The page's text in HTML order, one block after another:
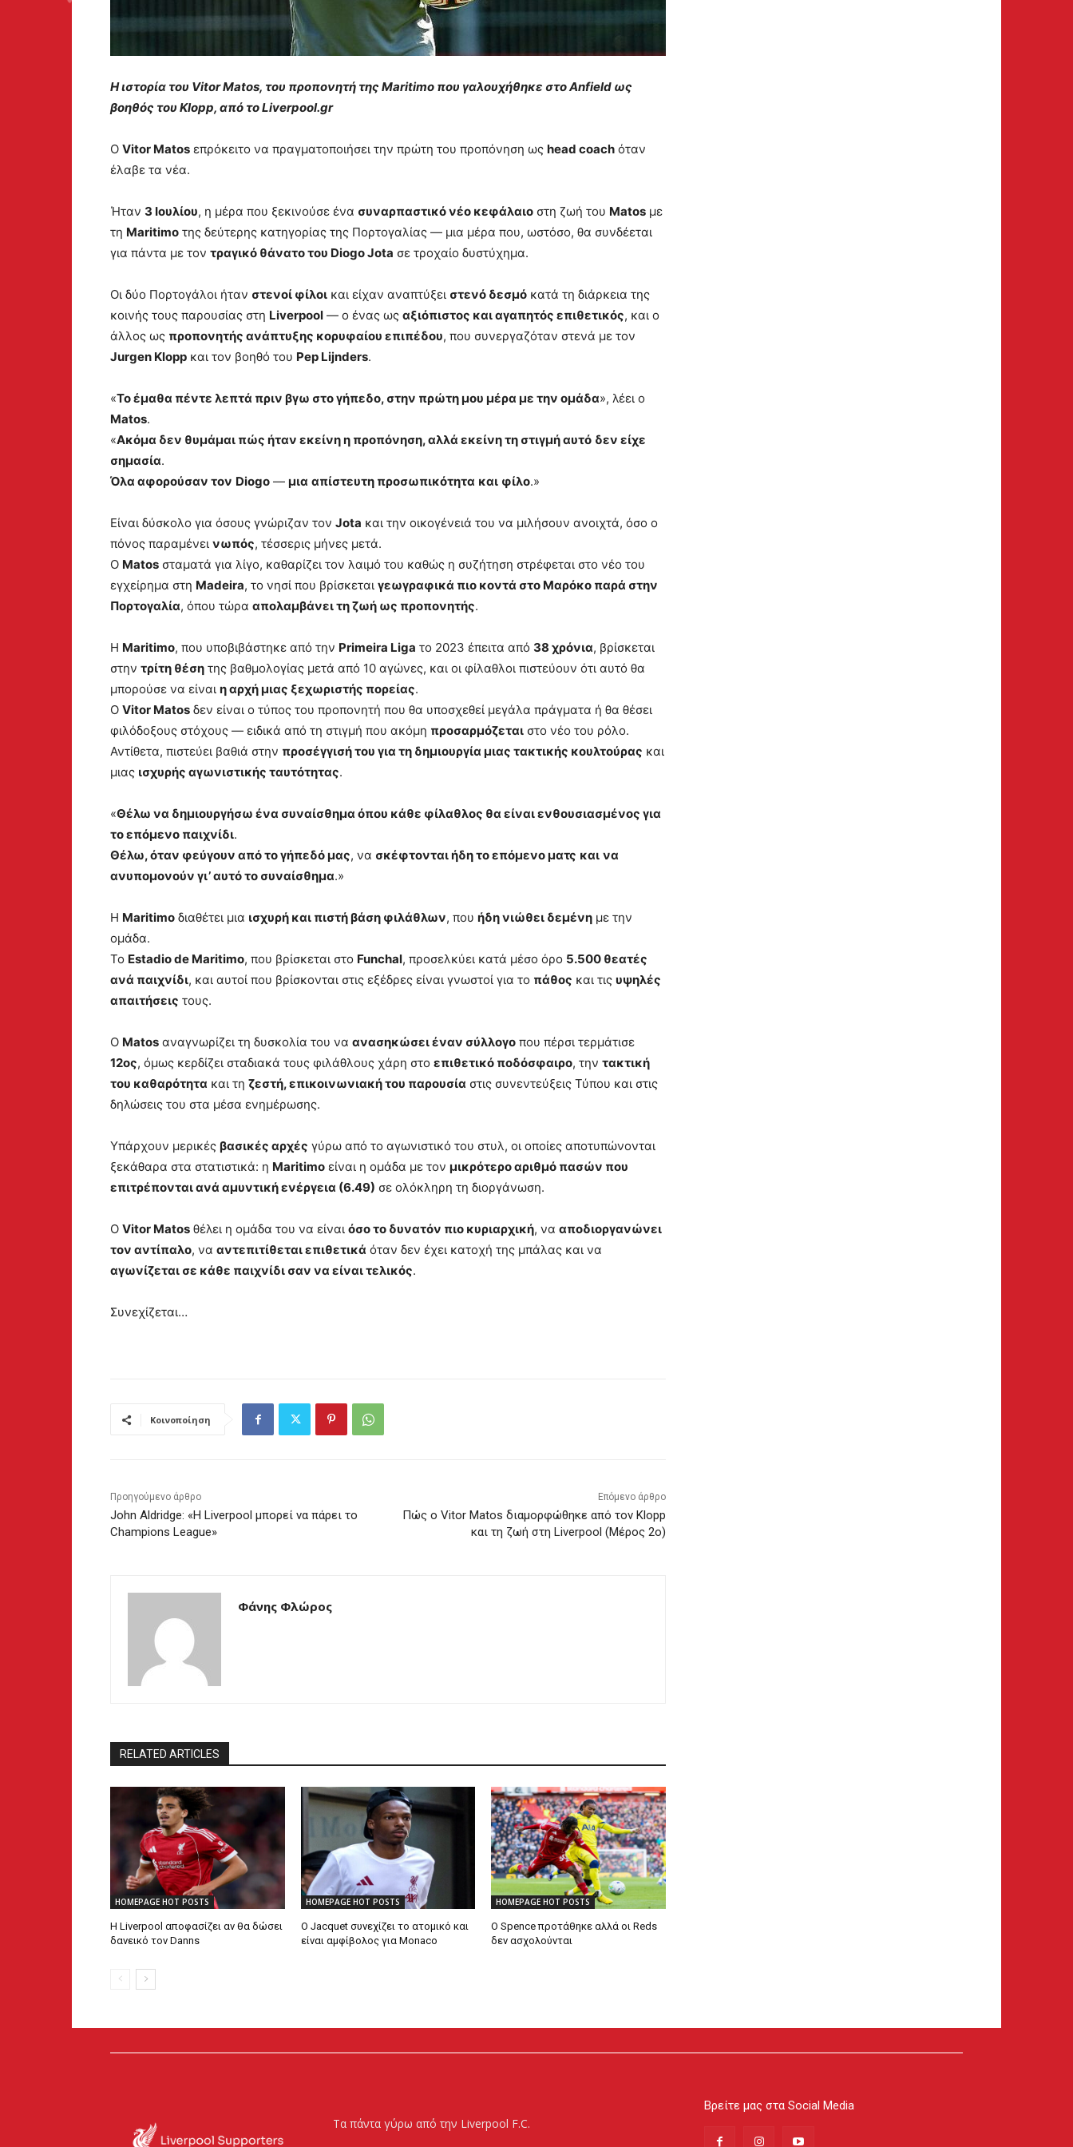
Η ιστορία του Vitor Matos, του προπονητή της Maritimo που γαλουχήθηκε στο Anfield ως
βοηθός του Klopp, από το Liverpool.gr
Ο Vitor Matos επρόκειτο να πραγματοποιήσει την πρώτη του προπόνηση ως head coach όταν
έλαβε τα νέα.
Ήταν 3 Ιουλίου, η μέρα που ξεκινούσε ένα συναρπαστικό νέο κεφάλαιο στη ζωή του Matos με
τη Maritimo της δεύτερης κατηγορίας της Πορτογαλίας — μια μέρα που, ωστόσο, θα συνδέεται
για πάντα με τον τραγικό θάνατο του Diogo Jota σε τροχαίο δυστύχημα.
Οι δύο Πορτογάλοι ήταν στενοί φίλοι και είχαν αναπτύξει στενό δεσμό κατά τη διάρκεια της
κοινής τους παρουσίας στη Liverpool — ο ένας ως αξιόπιστος και αγαπητός επιθετικός, και ο
άλλος ως προπονητής ανάπτυξης κορυφαίου επιπέδου, που συνεργαζόταν στενά με τον
Jurgen Klopp και τον βοηθό του Pep Lijnders.
«Το έμαθα πέντε λεπτά πριν βγω στο γήπεδο, στην πρώτη μου μέρα με την ομάδα», λέει ο
Matos.
«Ακόμα δεν θυμάμαι πώς ήταν εκείνη η προπόνηση, αλλά εκείνη τη στιγμή αυτό δεν είχε
σημασία.
Όλα αφορούσαν τον Diogo — μια απίστευτη προσωπικότητα και φίλο.»
Είναι δύσκολο για όσους γνώριζαν τον Jota και την οικογένειά του να μιλήσουν ανοιχτά, όσο ο
πόνος παραμένει νωπός, τέσσερις μήνες μετά.
Ο Matos σταματά για λίγο, καθαρίζει τον λαιμό του καθώς η συζήτηση στρέφεται στο νέο του
εγχείρημα στη Madeira, το νησί που βρίσκεται γεωγραφικά πιο κοντά στο Μαρόκο παρά στην
Πορτογαλία, όπου τώρα απολαμβάνει τη ζωή ως προπονητής.
Η Maritimo, που υποβιβάστηκε από την Primeira Liga το 2023 έπειτα από 38 χρόνια, βρίσκεται
στην τρίτη θέση της βαθμολογίας μετά από 10 αγώνες, και οι φίλαθλοι πιστεύουν ότι αυτό θα
μπορούσε να είναι η αρχή μιας ξεχωριστής πορείας.
Ο Vitor Matos δεν είναι ο τύπος του προπονητή που θα υποσχεθεί μεγάλα πράγματα ή θα θέσει
φιλόδοξους στόχους — ειδικά από τη στιγμή που ακόμη προσαρμόζεται στο νέο του ρόλο.
Αντίθετα, πιστεύει βαθιά στην προσέγγισή του για τη δημιουργία μιας τακτικής κουλτούρας και
μιας ισχυρής αγωνιστικής ταυτότητας.
«Θέλω να δημιουργήσω ένα συναίσθημα όπου κάθε φίλαθλος θα είναι ενθουσιασμένος για
το επόμενο παιχνίδι.
Θέλω, όταν φεύγουν από το γήπεδό μας, να σκέφτονται ήδη το επόμενο ματς και να
ανυπομονούν γι’ αυτό το συναίσθημα.»
Η Maritimo διαθέτει μια ισχυρή και πιστή βάση φιλάθλων, που ήδη νιώθει δεμένη με την
ομάδα.
Το Estadio de Maritimo, που βρίσκεται στο Funchal, προσελκύει κατά μέσο όρο 5.500 θεατές
ανά παιχνίδι, και αυτοί που βρίσκονται στις εξέδρες είναι γνωστοί για το πάθος και τις υψηλές
απαιτήσεις τους.
Ο Matos αναγνωρίζει τη δυσκολία του να ανασηκώσει έναν σύλλογο που πέρσι τερμάτισε
12ος, όμως κερδίζει σταδιακά τους φιλάθλους χάρη στο επιθετικό ποδόσφαιρο, την τακτική
του καθαρότητα και τη ζεστή, επικοινωνιακή του παρουσία στις συνεντεύξεις Τύπου και στις
δηλώσεις του στα μέσα ενημέρωσης.
Υπάρχουν μερικές βασικές αρχές γύρω από το αγωνιστικό του στυλ, οι οποίες αποτυπώνονται
ξεκάθαρα στα στατιστικά: η Maritimo είναι η ομάδα με τον μικρότερο αριθμό πασών που
επιτρέπονται ανά αμυντική ενέργεια (6.49) σε ολόκληρη τη διοργάνωση.
Ο Vitor Matos θέλει η ομάδα του να είναι όσο το δυνατόν πιο κυριαρχική, να αποδιοργανώνει
τον αντίπαλο, να αντεπιτίθεται επιθετικά όταν δεν έχει κατοχή της μπάλας και να
αγωνίζεται σε κάθε παιχνίδι σαν να είναι τελικός.
Συνεχίζεται…
Κοινοποίηση
Προηγούμενο άρθρο
John Aldridge: «Η Liverpool μπορεί να πάρει το
Champions League»
Επόμενο άρθρο
Πώς ο Vitor Matos διαμορφώθηκε από τον Klopp
και τη ζωή στη Liverpool (Μέρος 2ο)
Φάνης Φλώρος
RELATED ARTICLES
HOMEPAGE HOT POSTS
Η Liverpool αποφασίζει αν θα δώσει
δανεικό τον Danns
HOMEPAGE HOT POSTS
Ο Jacquet συνεχίζει το ατομικό και
είναι αμφίβολος για Monaco
HOMEPAGE HOT POSTS
Ο Spence προτάθηκε αλλά οι Reds
δεν ασχολούνται
Τα πάντα γύρω από την Liverpool F.C.
Βρείτε μας στα Social Media